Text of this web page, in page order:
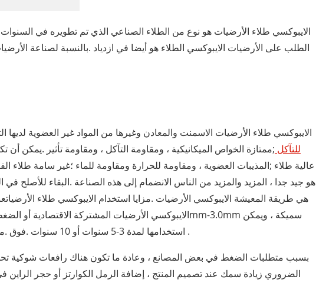
الايبوكسي طلاء الأرضيات هو نوع من الطلاء الصناعي الذي تم تطويره في
الطلب على الأرضيات الايبوكسي الطلاء هو أيضا في ازدياد .بالنسبة لصناعة
الايبوكسي طلاء الأرضيات الاسمنت والمعادن وغيرها من المواد غير العضوية لديها
للتآكل ;ممتازة الخواص الميكانيكية ، ومقاومة التآكل ، ومقاومة تأثير .يمكن
عالية طلاء ;المذيبات العضوية ، ومقاومة للحرارة ومقاومة للماء ؛غير سامة طلاء
هو جيد جدا ، المزيد والمزيد من الناس الانضمام إلى هذه الصناعة .البقاء للأصلح في
هي طريقة المعيشة الايبوكسي الأرضيات .مزايا استخدام الايبوكسي طلاء
استخدامها لمدة 3-5 سنوات أو 10 سنوات .فوق .مع زيادة سمك ، خدمة الحياة يزيد باستمرار .
الضروري زيادة سمك عند تصميم المنتج ، إضافة الرمل الكوارتز أو حجر الراين